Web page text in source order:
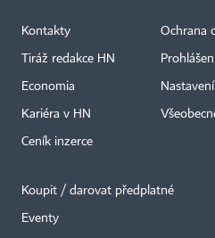
Kontakty
Tiráž redakce HN
Economia
Kariéra v HN
Ceník inzerce
Ochrana
Koupit / darovat předplatné
Eventy